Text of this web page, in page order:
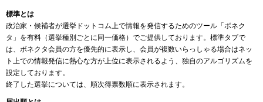
標準とは
政治家・候補者が選挙ドットコム上で情報を発信するためのツール「ボネク
タ」を有料（選挙種別ごとに同一価格）でご提供しております。標準タブで
は、ボネクタ会員の方を優先的に表示し、会員が複数いらっしゃる場合はネッ
ト上での情報発信に熱心な方が上位に表示されるよう、独自のアルゴリズムを
設定しております。
終了した選挙については、順次得票数順に表示されます。